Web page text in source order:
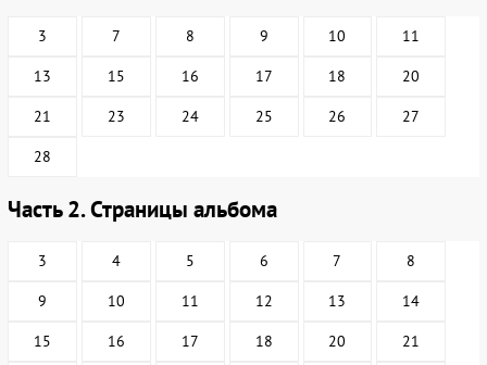
3 7 8 9 10 11
13 15 16 17 18 20
21 23 24 25 26 27
28
Часть 2. Страницы альбома
3 4 5 6 7 8
9 10 11 12 13 14
15 16 17 18 20 21